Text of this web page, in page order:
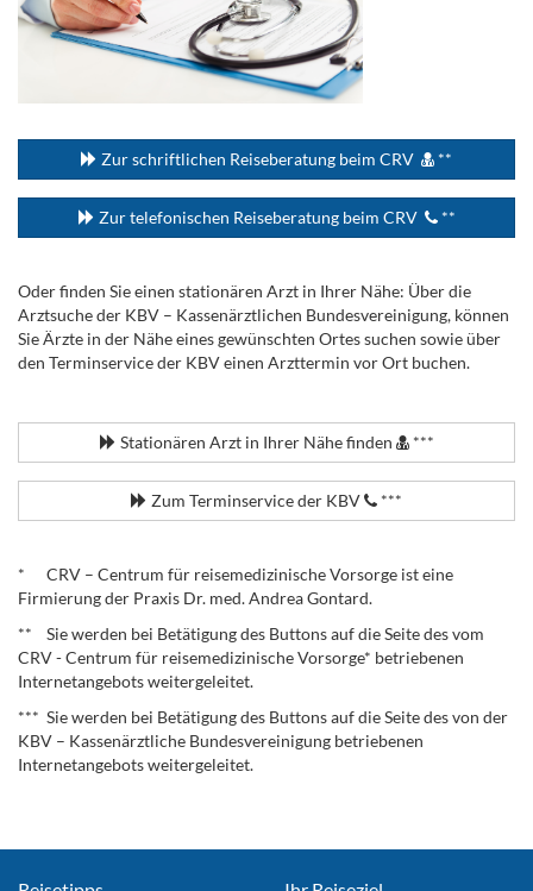
Zur schriftlichen Reiseberatung beim CRV **
Zur telefonischen Reiseberatung beim CRV **
Oder finden Sie einen stationären Arzt in Ihrer Nähe: Über die
Arztsuche der KBV – Kassenärztlichen Bundesvereinigung, können
Sie Ärzte in der Nähe eines gewünschten Ortes suchen sowie über
den Terminservice der KBV einen Arzttermin vor Ort buchen.
Stationären Arzt in Ihrer Nähe finden ***
Zum Terminservice der KBV ***
* CRV – Centrum für reisemedizinische Vorsorge ist eine
Firmierung der Praxis Dr. med. Andrea Gontard.
** Sie werden bei Betätigung des Buttons auf die Seite des vom
CRV - Centrum für reisemedizinische Vorsorge* betriebenen
Internetangebots weitergeleitet.
*** Sie werden bei Betätigung des Buttons auf die Seite des von der
KBV – Kassenärztliche Bundesvereinigung betriebenen
Internetangebots weitergeleitet.